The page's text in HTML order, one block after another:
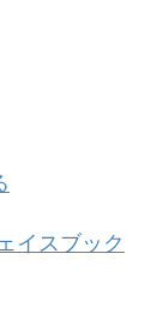
イスブック